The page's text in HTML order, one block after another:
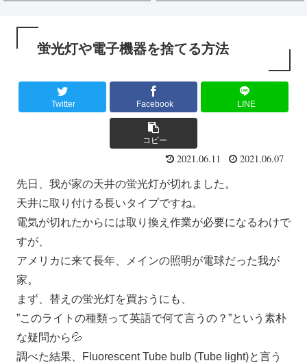
蛍光灯や電子機器を捨てる方法
Twitter Facebook LINE
コピー
2021.06.11 2021.06.07
先日、我が家の天井の蛍光灯が切れました。
天井に取り付ける長いタイプですね。
電気が切れたからには取り換え作業が必要になるわけで
すが、
アメリカに来て長年、メインの照明が電球だった我が
家。
まず、替えの蛍光灯を買おうにも、
”このライトの種類って英語で何て言うの？”という素朴
な疑問から💦
調べた結果、Fluorescent Tube bulb (Tube light)と言う